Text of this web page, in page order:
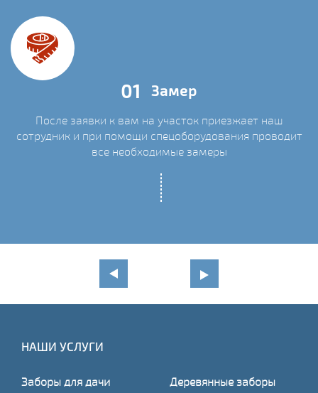
01 Замер
После заявки к вам на участок приезжает наш
сотрудник и при помощи спецоборудования проводит
все необходимые замеры
НАШИ УСЛУГИ
Заборы для дачи
Деревянные заборы